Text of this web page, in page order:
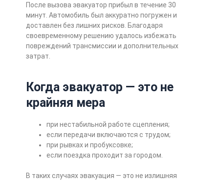
После вызова эвакуатор прибыл в течение 30
минут. Автомобиль был аккуратно погружен и
доставлен без лишних рисков. Благодаря
своевременному решению удалось избежать
повреждений трансмиссии и дополнительных
затрат.
Когда эвакуатор — это не
крайняя мера
при нестабильной работе сцепления;
если передачи включаются с трудом;
при рывках и пробуксовке;
если поездка проходит за городом.
В таких случаях эвакуация — это не излишняя